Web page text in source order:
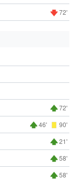
72'
72'
46' 90'
21'
58'
58'